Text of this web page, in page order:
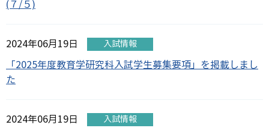
(７/５)
2024年06月19日 入試情報
「2025年度教育学研究科入試学生募集要項」を掲載しまし
た
2024年06月19日 入試情報